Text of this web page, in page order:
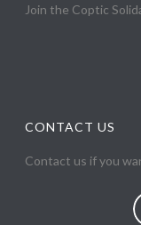
Join the Coptic
CONTACT US
Contact us if you